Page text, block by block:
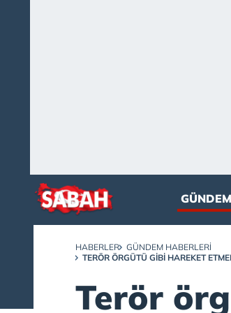
GÜNDEM
HABERLER
GÜNDEM HABERLERI
TERÖR ÖRGÜTÜ GIBI HAREKET
Terör